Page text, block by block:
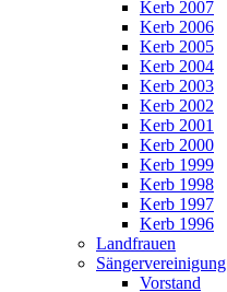
Kerb 2007
Kerb 2006
Kerb 2005
Kerb 2004
Kerb 2003
Kerb 2002
Kerb 2001
Kerb 2000
Kerb 1999
Kerb 1998
Kerb 1997
Kerb 1996
Landfrauen
Sängervereinigung
Vorstand